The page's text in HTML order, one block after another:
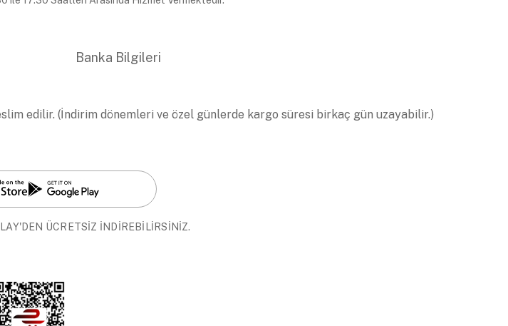
Banka Bilgileri
edilir. (İndirim dönemleri ve özel günlerde kargo süresi birkaç gün uzayabilir.)
ÜCRETSİZ İNDİREBİLİRSİNİZ.